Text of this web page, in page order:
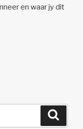
en waar jy dit